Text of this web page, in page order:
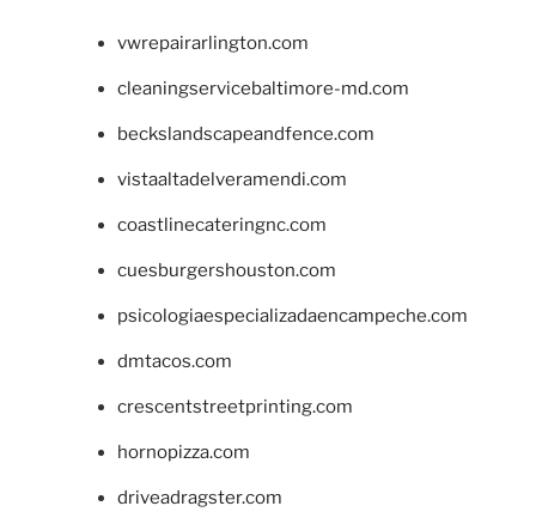
vwrepairarlington.com
cleaningservicebaltimore-md.com
beckslandscapeandfence.com
vistaaltadelveramendi.com
coastlinecateringnc.com
cuesburgershouston.com
psicologiaespecializadaencampeche.com
dmtacos.com
crescentstreetprinting.com
hornopizza.com
driveadragster.com